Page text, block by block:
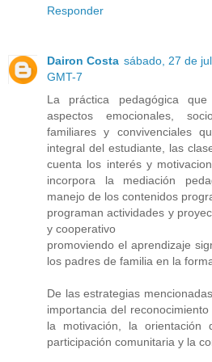
Responder
Dairon Costa sábado, 27 de
GMT-7
La práctica pedagógica
aspectos emocionales,
familiares y convivenciales
integral del estudiante, las
cuenta los interés y
incorpora la mediación
manejo de los contenidos
programan actividades y
y cooperativo
promoviendo el aprendizaje
los padres de familia en la
De las estrategias
importancia del
la motivación, la orientación
participación comunitaria y la